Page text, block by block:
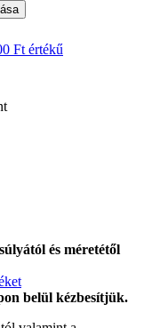
Ft értékű
és méretétől
belül kézbesítjük.